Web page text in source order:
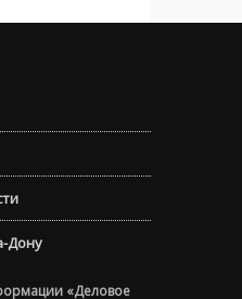
Дону
«Деловое